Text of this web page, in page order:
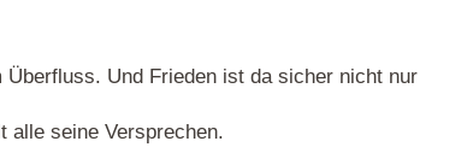
Und Frieden ist da sicher nicht nur
alle seine Versprechen.